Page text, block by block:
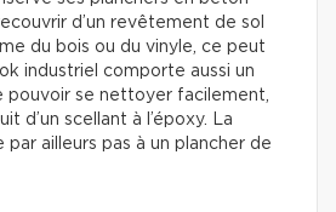
d’un revêtement de sol
du bois ou du vinyle, ce peut
industriel comporte aussi un
pouvoir se nettoyer facilement,
d’un scellant à l’époxy. La
par ailleurs pas à un plancher de